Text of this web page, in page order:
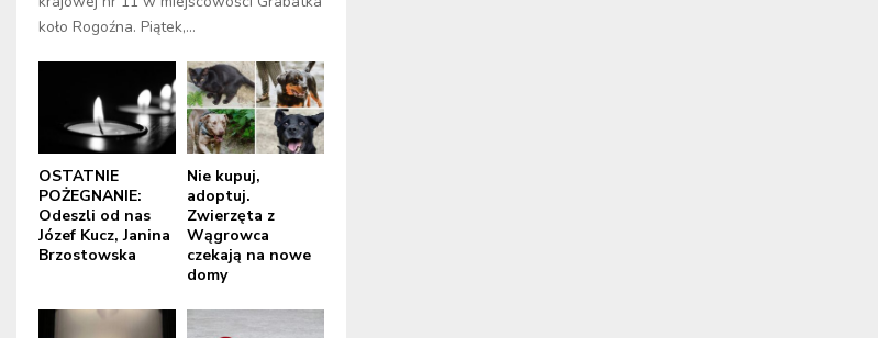
koło Rogoźna. Piątek,...
OSTATNIE
POŻEGNANIE:
Odeszli od nas
Józef Kucz, Janina
Brzostowska
Nie kupuj,
adoptuj.
Zwierzęta z
Wągrowca
czekają na nowe
domy